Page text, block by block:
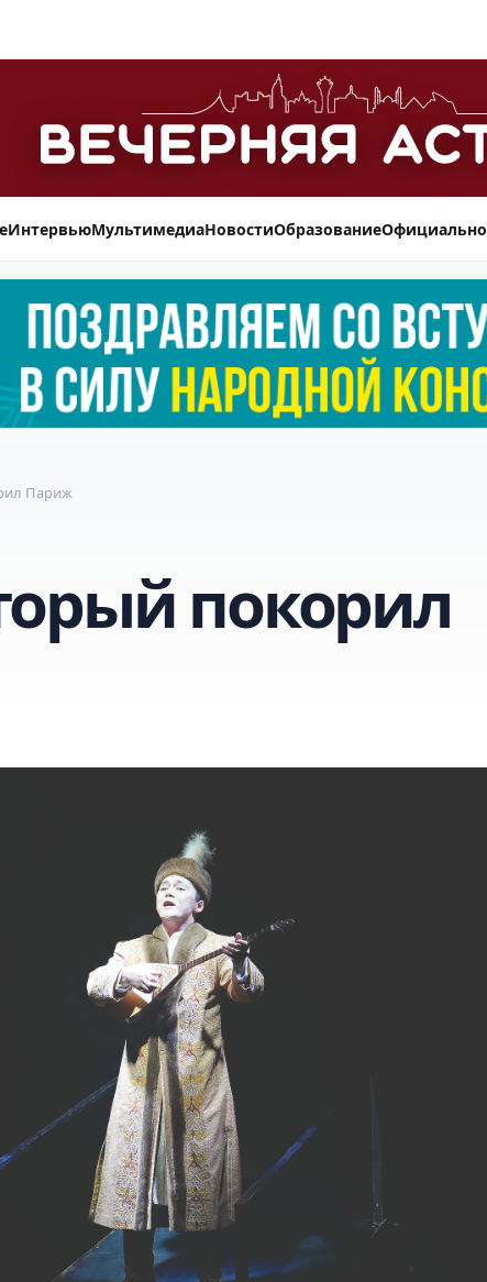
ИнтервьюМультимедиаНовостиОбразованиеОфициально
Париж
покорил